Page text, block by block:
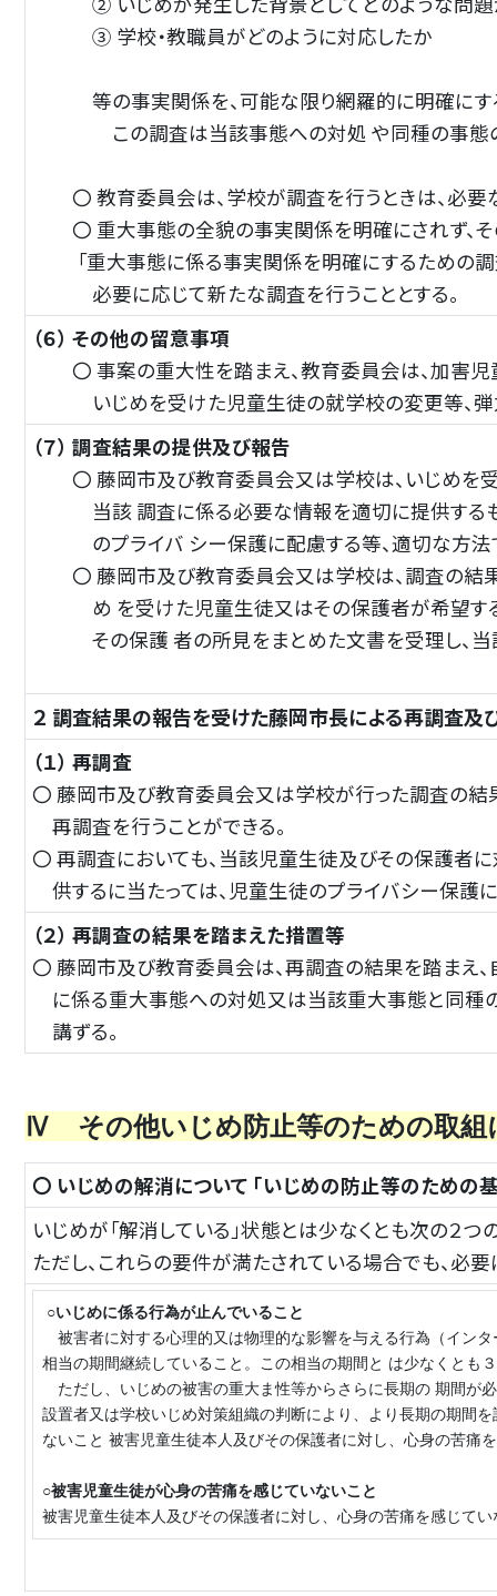
③ 学校・教職員がどのように対応したか
等の事実関係を、可能な限り網羅的に明確にする
この調査は当該事態への対処 や同種の事態の
〇 教育委員会は、学校が調査を行うときは、必要
〇 重大事態の全貌の事実関係を明確にされず、そ
「重大事態に係る事実関係を明確にするための調
必要に応じて新たな調査を行うこととする。
（６） その他の留意事項
〇 事案の重大性を踏まえ、教育委員会は、加害児
いじめを受けた児童生徒の就学校の変更等、
（７） 調査結果の提供及び報告
〇 藤岡市及び教育委員会又は学校は、いじめを
当該 調査に係る必要な情報を適切に提供するも
のプライバ シー保護に配慮する等、適切な方法
〇 藤岡市及び教育委員会又は学校は、調査の結果
め を受けた児童生徒又はその保護者が希望す
その保護 者の所見をまとめた文書を受理し、当
２ 調査結果の報告を受けた藤岡市長による再調査及
（１） 再調査
〇 藤岡市及び教育委員会又は学校が行った調査の結
再調査を行うことができる。
〇 再調査においても、当該児童生徒及びその保護者
供するに当たっては、児童生徒のプライバシー保護に
（２） 再調査の結果を踏まえた措置等
〇 藤岡市及び教育委員会は、再調査の結果を踏まえ
に係る重大事態への対処又は当該重大事態と同種
講ずる。
Ⅳ その他いじめ防止等のための取
〇 いじめの解消について 「いじめの防止等のための
いじめが「解消している」状態とは少なくとも次の２
ただし、これらの要件が満たされている場合でも、必
○いじめに係る行為が止んでいること
被害者に対する心理的又は物理的な影響を与える行為（イン
相当の期間継続していること。この相当の期間と は少なくとも
ただし、いじめの被害の重大ま性等からさらに長期の 期間が
設置者又は学校いじめ対策組織の判断により、より長期の期間
ないこと 被害児童生徒本人及びその保護者に対し、心身の苦痛
○被害児童生徒が心身の苦痛を感じていないこと
被害児童生徒本人及びその保護者に対し、心身の苦痛を感じて